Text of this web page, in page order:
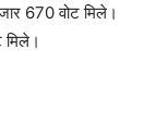
670 वोट मिले।
मिले।